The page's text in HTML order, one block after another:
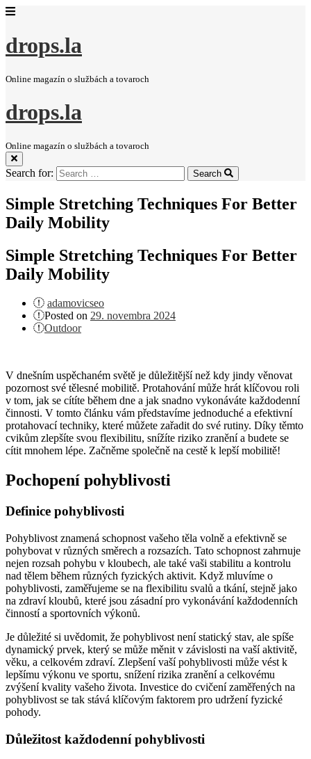
drops.la
Online magazín o službách a tovaroch
drops.la
Online magazín o službách a tovaroch
Search for: Search
Simple Stretching Techniques For Better
Daily Mobility
Simple Stretching Techniques For Better
Daily Mobility
adamovicseo
Posted on 29. novembra 2024
Outdoor
V dnešním uspěchaném světě je důležitější než kdy jindy věnovat
pozornost své tělesné mobilitě. Protahování může hrát klíčovou roli
v tom, jak se cítíte během dne a jak snadno vykonáváte každodenní
činnosti. V tomto článku vám představíme jednoduché a efektivní
protahovací techniky, které můžete zařadit do své rutiny. Díky těmto
cvikům zlepšíte svou flexibilitu, snížíte riziko zranění a budete se
cítit mnohem lépe. Začněme společně na cestě k lepší mobilitě!
Pochopení pohyblivosti
Definice pohyblivosti
Pohyblivost znamená schopnost vašeho těla volně a efektivně se
pohybovat v různých směrech a rozsazích. Tato schopnost zahrnuje
nejen rozsah pohybu v kloubech, ale také vaši stabilitu a kontrolu
nad tělem během různých fyzických aktivit. Když mluvíme o
pohyblivosti, zaměřujeme se na flexibilitu svalů a tkání, stejně jako
na zdraví kloubů, které jsou zásadní pro vykonávání každodenních
činností a sportovních výkonů.
Je důležité si uvědomit, že pohyblivost není statický stav, ale spíše
dynamický prvek, který se může měnit v závislosti na vaší aktivitě,
věku, a celkovém zdraví. Zlepšení vaší pohyblivosti může vést k
lepšímu výkonu ve sportu, snížení rizika zranění a celkovému
zvýšení kvality vašeho života. Investice do cvičení zaměřených na
pohyblivost se tak stává klíčovým faktorem pro udržení fyzické
pohody.
Důležitost každodenní pohyblivosti